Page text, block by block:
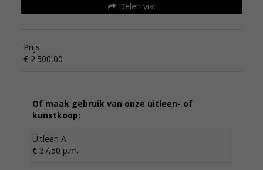
Delen via:
Prijs
€ 2.500,00
Of maak gebruik van onze uitleen- of
kunstkoop:
Uitleen A
€ 37,50 p.m.